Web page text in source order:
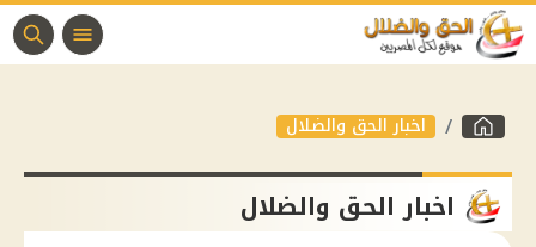
اخبار الحق والضلال
اخبار الحق والضلال